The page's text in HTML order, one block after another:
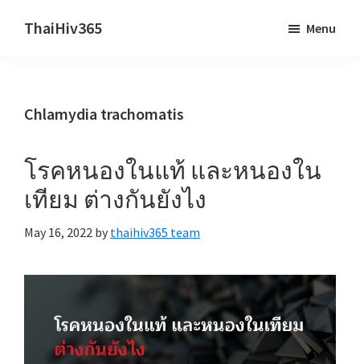
ThaiHiv365
behind.
Menu
Chlamydia trachomatis
โรคหนองในแท้ และหนองใน
เทียม ต่างกันยังไง
May 16, 2022 by thaihiv365 team